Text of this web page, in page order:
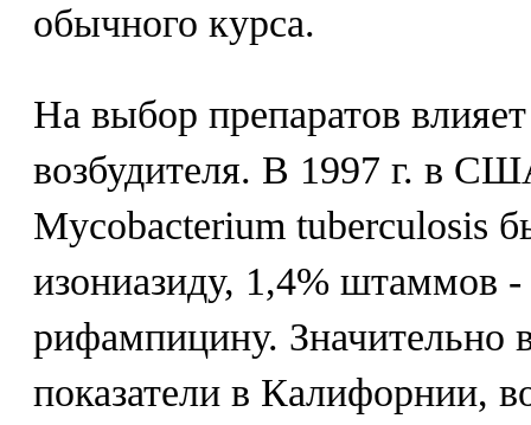
обычного курса.
На выбор препаратов
возбудителя. В 1997 г. в
Mycobacterium tuberculosis
изониазиду, 1,4% штаммов -
рифампицину. Значительно
показатели в Калифорнии,